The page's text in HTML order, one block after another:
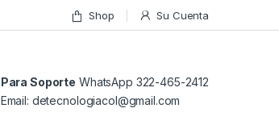
Shop Su Cuenta
Para Soporte WhatsApp 322-465-2412
Email: detecnologiacol@gmail.com